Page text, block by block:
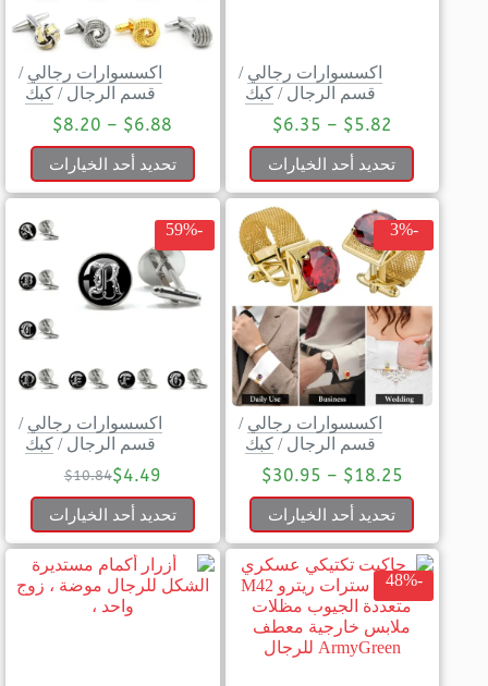
اكسسوارات رجالي /
قسم الرجال /كبك
$5.82
–
$6.35
تحديد أحد الخيارات
اكسسوارات رجالي /
قسم الرجال / كبك
$6.88
–
$8.20
تحديد أحد الخيارات
-3%
اكسسوارات رجالي /
قسم الرجال /كبك
$18.25
–
$30.95
تحديد أحد الخيارات
-59%
اكسسوارات رجالي /
قسم الرجال / كبك
$10.84$4.49
تحديد أحد الخيارات
-48%